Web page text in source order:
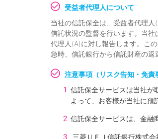
受益者代理人について
当社の信託保全は、受益者代理
信託状況の監督を行います。当
代理人(A)に対し報告します。こ
急時、信託銀行から信託財産の返
注意事項（リスク告知・免責
信託保全サービスは当社が
よって、お客様が当社に預
信託保全サービスは、金融
三菱ＵＦＪ信託銀行株式